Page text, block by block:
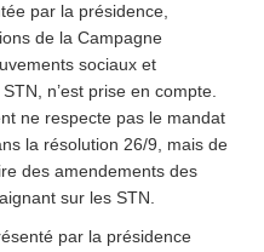
par la présidence,
de la Campagne
sociaux et
n’est prise en compte.
ne respecte pas le mandat
la résolution 26/9, mais de
des amendements des
sur les STN.
par la présidence